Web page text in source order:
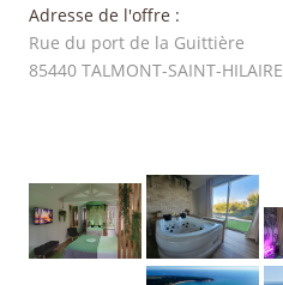
Adresse de l'offre :
Rue du port de la Guittière
85440 TALMONT-SAINT-HILAIRE